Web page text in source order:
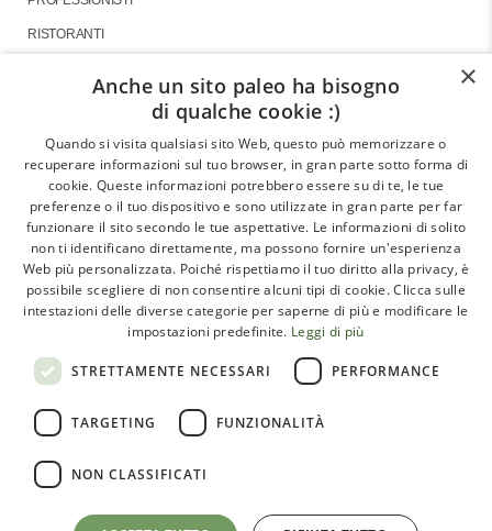
RISTORANTI
GLI ARTICOLI
LE INTERVISTE
CHI SIAMO
CONTATTI
Paleoadvisor.net è un progetto di Francesca Pietrobon e
(RM) Italy – C.F. PTRFNC91T67l407X
×
Anche un sito paleo ha bisogno
di qualche cookie :)
Quando si visita qualsiasi sito Web, questo può memorizzare o
recuperare informazioni sul tuo browser, in gran parte sotto forma di
cookie. Queste informazioni potrebbero essere su di te, le tue
preferenze o il tuo dispositivo e sono utilizzate in gran parte per far
funzionare il sito secondo le tue aspettative. Le informazioni di solito
non ti identificano direttamente, ma possono fornire un'esperienza
Web più personalizzata. Poiché rispettiamo il tuo diritto alla privacy, è
possibile scegliere di non consentire alcuni tipi di cookie. Clicca sulle
intestazioni delle diverse categorie per saperne di più e modificare le
impostazioni predefinite. Leggi di più
STRETTAMENTE NECESSARI PERFORMANCE
TARGETING FUNZIONALITÀ
NON CLASSIFICATI